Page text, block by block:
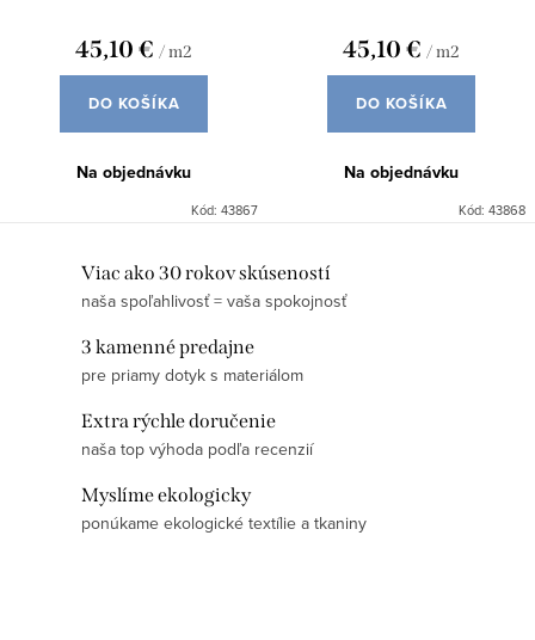
45,10 € / m2
DO KOŠÍKA
Na objednávku
Kód: 43867
45,10 € / m2
DO KOŠÍKA
Na objednávku
Kód: 43868
Viac ako 30 rokov skúseností
naša spoľahlivosť = vaša spokojnosť
3 kamenné predajne
pre priamy dotyk s materiálom
Extra rýchle doručenie
naša top výhoda podľa recenzií
Myslíme ekologicky
ponúkame ekologické textílie a tkaniny